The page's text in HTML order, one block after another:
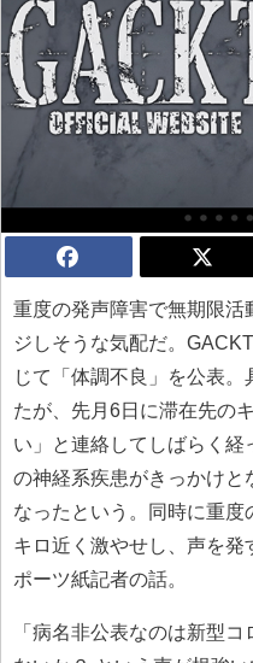
重度の発声障害で無期限活
ジしそうな気配だ。
じて「体調不良」を公表
たが、先月6日に滞在先の
い」と連絡してしばらく経
の神経系疾患がきっかけと
なったという。同時に重
キロ近く激やせし、声を発
ポーツ紙記者の話。
「病名非公表なのは新型